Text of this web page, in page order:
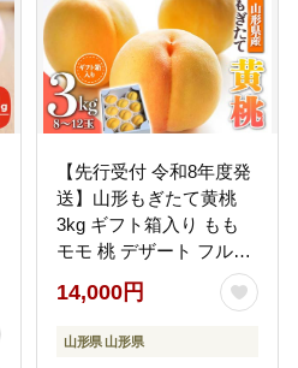
【先行受付 令和8年度発
送】山形もぎたて黄桃
3kg ギフト箱入り もも
モモ 桃 デザート フルー
ツ 果物 くだもの 果実 食
品 山形県 FSY-2536
14,000円
山形県 山形県